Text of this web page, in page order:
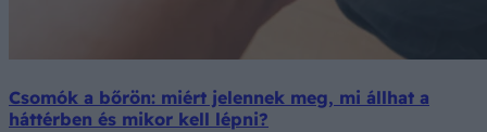
Csomók a bőrön: miért jelennek meg, mi állhat a
háttérben és mikor kell lépni?